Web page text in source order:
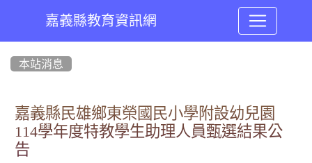
嘉義縣教育資訊網
本站消息
嘉義縣民雄鄉東榮國民小學附設幼兒園
114學年度特教學生助理人員甄選結果公
告